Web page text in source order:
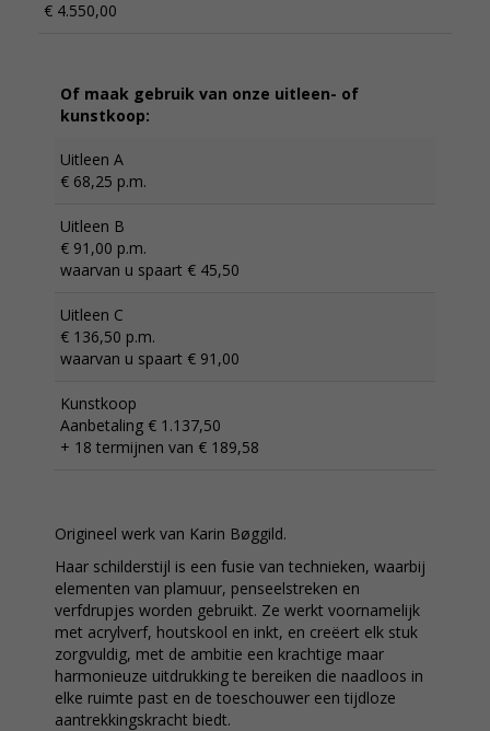
€ 4.550,00
Of maak gebruik van onze uitleen- of
kunstkoop:
Uitleen A
€ 68,25 p.m.
Uitleen B
€ 91,00 p.m.
waarvan u spaart € 45,50
Uitleen C
€ 136,50 p.m.
waarvan u spaart € 91,00
Kunstkoop
Aanbetaling € 1.137,50
+ 18 termijnen van € 189,58
Origineel werk van Karin Bøggild.
Haar schilderstijl is een fusie van technieken, waarbij
elementen van plamuur, penseelstreken en
verfdrupjes worden gebruikt. Ze werkt voornamelijk
met acrylverf, houtskool en inkt, en creëert elk stuk
zorgvuldig, met de ambitie een krachtige maar
harmonieuze uitdrukking te bereiken die naadloos in
elke ruimte past en de toeschouwer een tijdloze
aantrekkingskracht biedt.